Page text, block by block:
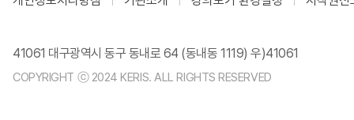
41061 대구광역시 동구 동내로 64 (동내동 1119) 우)41061
COPYRIGHT ⓒ 2024 KERIS. ALL RIGHTS RESERVED